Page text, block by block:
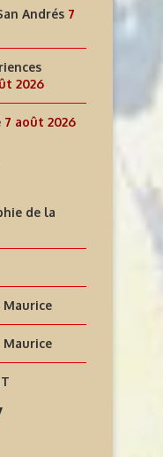
INFORMATIONS J68TT –
7 août 2026
Andrés 7
2026
7 août 2026
de la